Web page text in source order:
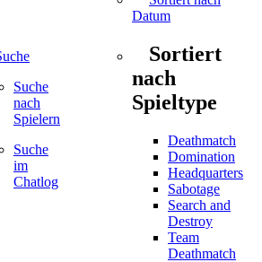
Suche
nach
Spielern
Suche
im
Chatlog
Datum
Sortiert
nach
Spieltype
Deathmatch
Domination
Headquarters
Sabotage
Search and
Destroy
Team
Deathmatch